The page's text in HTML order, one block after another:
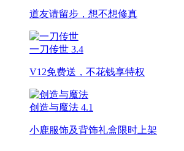
道友请留步，想不想修真
一刀传世 3.4
V12免费送，不花钱享特权
创造与魔法 4.1
小鹿服饰及背饰礼盒限时上架